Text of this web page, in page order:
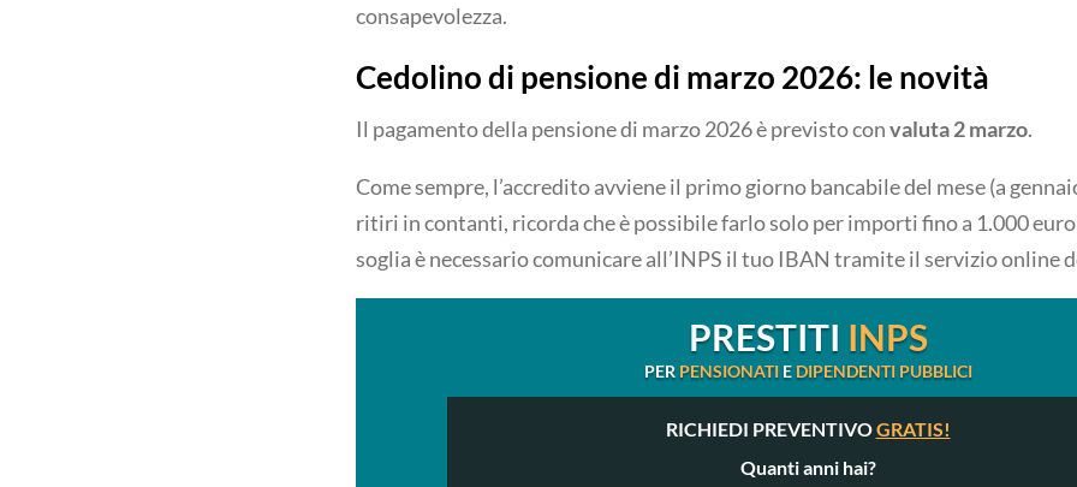
consapevolezza.
Cedolino di pensione di marzo 2026: le novità
Il pagamento della pensione di marzo 2026 è previsto convaluta 2 marzo.
Come sempre, l’accredito avviene il primo giorno bancabile del mese (a
ritiri in contanti, ricorda che è possibile farlo solo per importi fino a 1.000
soglia è necessario comunicare all’INPS il tuo IBAN tramite il servizio online
PRESTITI INPS
PER PENSIONATIE DIPENDENTI PUBBLICI
RICHIEDI PREVENTIVOGRATIS!
Quanti anni hai?